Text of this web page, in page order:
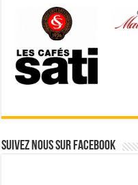
Suivez nous sur Facebook